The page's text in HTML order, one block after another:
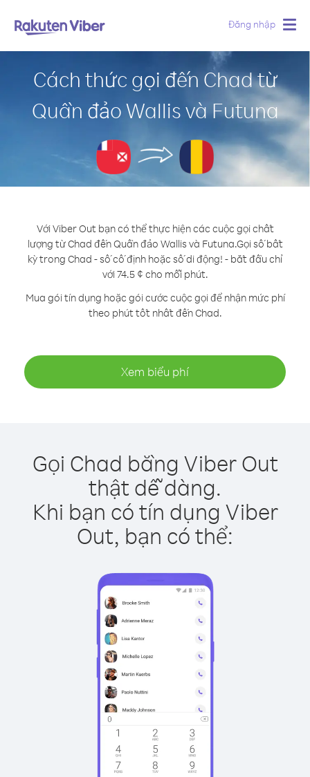
Đăng nhập
Cách thức gọi đến Chad từ
Quần đảo Wallis và Futuna
Với Viber Out bạn có thể thực hiện các cuộc gọi chất
lượng từ Chad đến Quần đảo Wallis và Futuna.Gọi số bất
kỳ trong Chad - số cố định hoặc số di động! - bắt đầu chỉ
với 74.5 ¢ cho mỗi phút.
Mua gói tín dụng hoặc gói cước cuộc gọi để nhận mức phí
theo phút tốt nhất đến Chad.
Xem biểu phí
Gọi Chad bằng Viber Out
thật dễ dàng.
Khi bạn có tín dụng Viber
Out, bạn có thể: